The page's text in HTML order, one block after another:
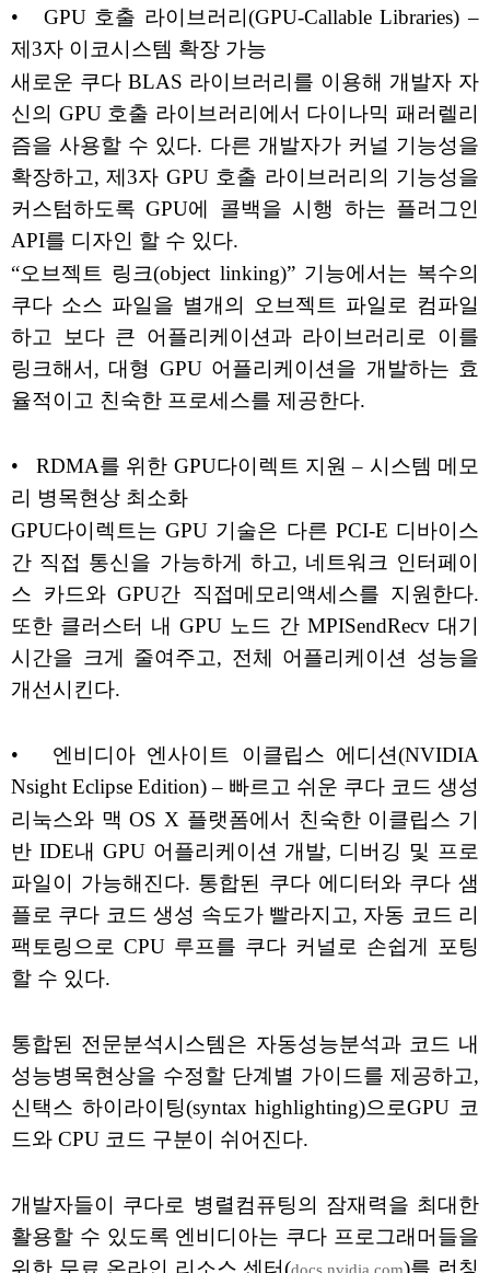
• GPU 호출 라이브러리(GPU-Callable Libraries) –
제3자 이코시스템 확장 가능
새로운 쿠다 BLAS 라이브러리를 이용해 개발자 자
신의 GPU 호출 라이브러리에서 다이나믹 패러렐리
즘을 사용할 수 있다. 다른 개발자가 커널 기능성을
확장하고, 제3자 GPU 호출 라이브러리의 기능성을
커스텀하도록 GPU에 콜백을 시행 하는 플러그인
API를 디자인 할 수 있다.
“오브젝트 링크(object linking)” 기능에서는 복수의
쿠다 소스 파일을 별개의 오브젝트 파일로 컴파일
하고 보다 큰 어플리케이션과 라이브러리로 이를
링크해서, 대형 GPU 어플리케이션을 개발하는 효
율적이고 친숙한 프로세스를 제공한다.
• RDMA를 위한 GPU다이렉트 지원 – 시스템 메모
리 병목현상 최소화
GPU다이렉트는 GPU 기술은 다른 PCI-E 디바이스
간 직접 통신을 가능하게 하고, 네트워크 인터페이
스 카드와 GPU간 직접메모리액세스를 지원한다.
또한 클러스터 내 GPU 노드 간 MPISendRecv 대기
시간을 크게 줄여주고, 전체 어플리케이션 성능을
개선시킨다.
• 엔비디아 엔사이트 이클립스 에디션(NVIDIA
Nsight Eclipse Edition) – 빠르고 쉬운 쿠다 코드 생성
리눅스와 맥 OS X 플랫폼에서 친숙한 이클립스 기
반 IDE내 GPU 어플리케이션 개발, 디버깅 및 프로
파일이 가능해진다. 통합된 쿠다 에디터와 쿠다 샘
플로 쿠다 코드 생성 속도가 빨라지고, 자동 코드 리
팩토링으로 CPU 루프를 쿠다 커널로 손쉽게 포팅
할 수 있다.
통합된 전문분석시스템은 자동성능분석과 코드 내
성능병목현상을 수정할 단계별 가이드를 제공하고,
신택스 하이라이팅(syntax highlighting)으로GPU 코
드와 CPU 코드 구분이 쉬어진다.
개발자들이 쿠다로 병렬컴퓨팅의 잠재력을 최대한
활용할 수 있도록 엔비디아는 쿠다 프로그래머들을
위한 무료 온라인 리소스 센터(docs.nvidia.com)를 런칭